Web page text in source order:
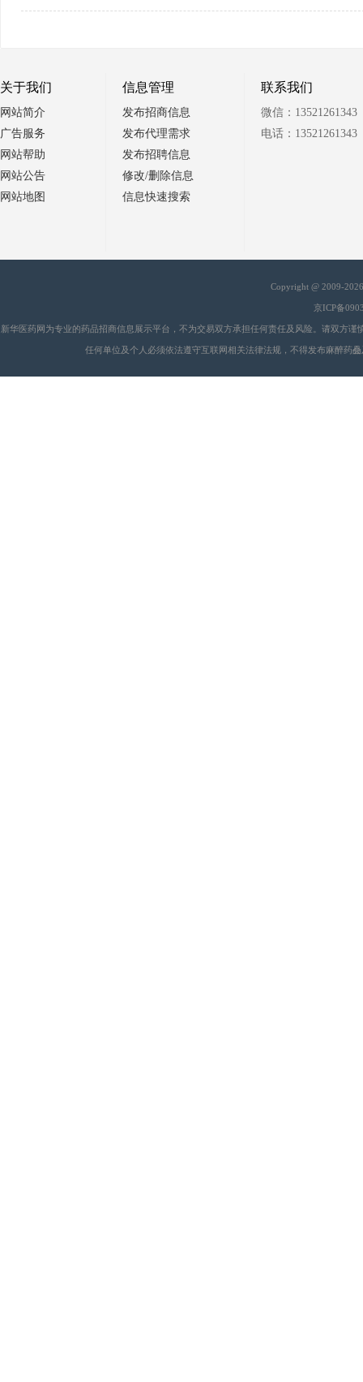
关于我们
网站简介
广告服务
网站帮助
网站公告
网站地图
信息管理
发布招商信息
发布代理需求
发布招聘信息
修改/删除信息
信息快速搜索
联系我们
微信：13521261343
电话：13521261343
Copyright @ 2009-
京ICP备
新华医药网为专业的药品招商信息展示平台，不为交易双方承担任何责任及风险。请双方
会
任何单位及个人必须依法遵守互联网相关法律法规，不得发布麻醉药